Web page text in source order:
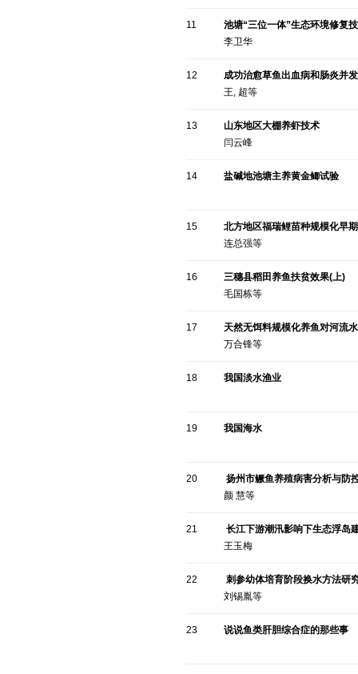
11
池塘“三位一体”生态环境修复
李卫华
12
成功治愈草鱼出血病和肠炎并
王, 超等
13
山东地区大棚养虾技术
闫云峰
14 盐碱地池塘主养黄金鲫试验
15
北方地区福瑞鲤苗种规模化早
连总强等
16
三穗县稻田养鱼扶贫效果(上)
毛国栋等
17
天然无饵料规模化养鱼对河流
万合锋等
18 我国淡水渔业
19 我国海水
20
扬州市鳜鱼养殖病害分析与防
颜 慧等
21
长江下游潮汛影响下生态浮岛
王玉梅
22
刺参幼体培育阶段换水方法研
刘锡胤等
23 说说鱼类肝胆综合症的那些事